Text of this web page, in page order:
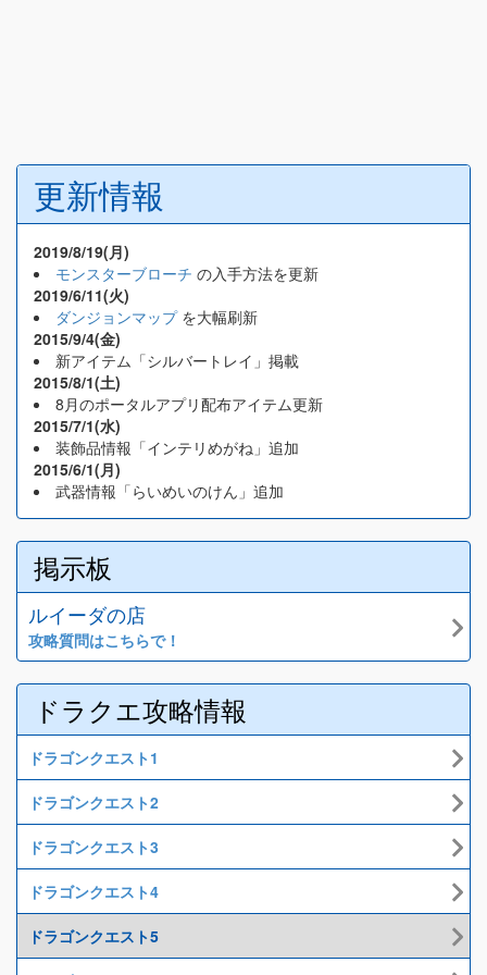
更新情報
2019/8/19(月)
モンスターブローチ の入手方法を更新
2019/6/11(火)
ダンジョンマップ を大幅刷新
2015/9/4(金)
新アイテム「シルバートレイ」掲載
2015/8/1(土)
8月のポータルアプリ配布アイテム更新
2015/7/1(水)
装飾品情報「インテリめがね」追加
2015/6/1(月)
武器情報「らいめいのけん」追加
掲示板
ルイーダの店
攻略質問はこちらで！
ドラクエ攻略情報
ドラゴンクエスト1
ドラゴンクエスト2
ドラゴンクエスト3
ドラゴンクエスト4
ドラゴンクエスト5